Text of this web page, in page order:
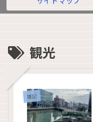
観光
雑記